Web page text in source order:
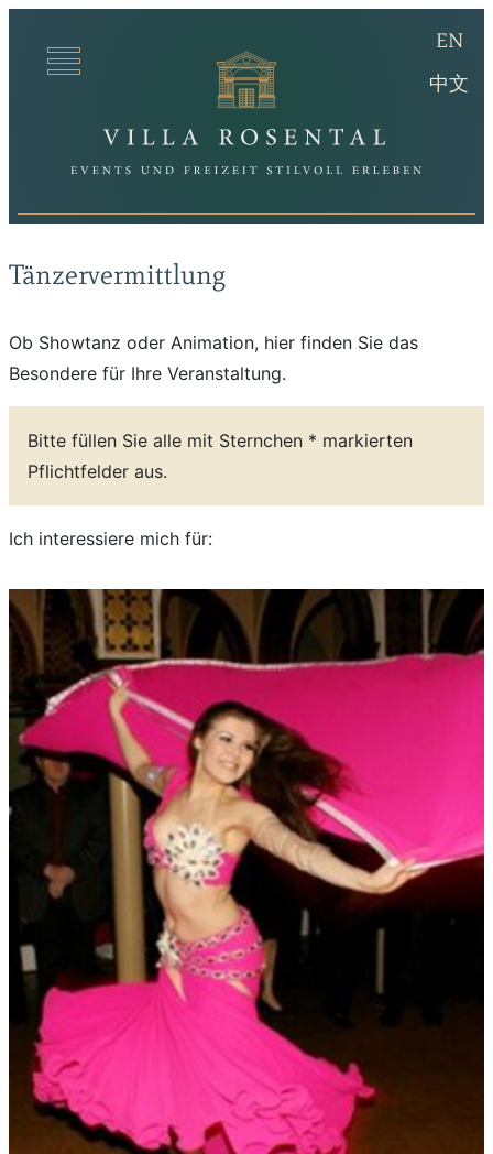
EN
中文
Tänzervermittlung
Ob Showtanz oder Animation, hier finden Sie das
Besondere für Ihre Veranstaltung.
Bitte füllen Sie alle mit Sternchen * markierten
Pflichtfelder aus.
Ich interessiere mich für: